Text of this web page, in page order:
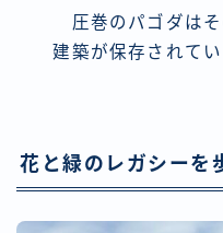
圧巻のパゴダはそ
建築が保存されてい
花と緑のレガシーを